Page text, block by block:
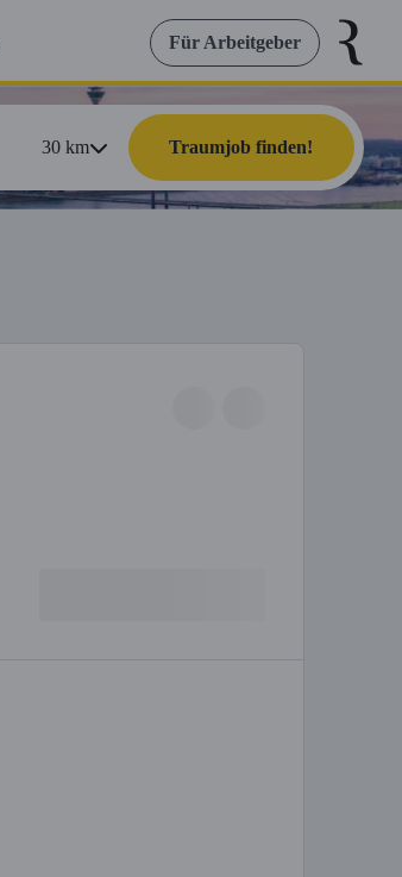
Für Arbeitgeber
30km Traumjob finden!